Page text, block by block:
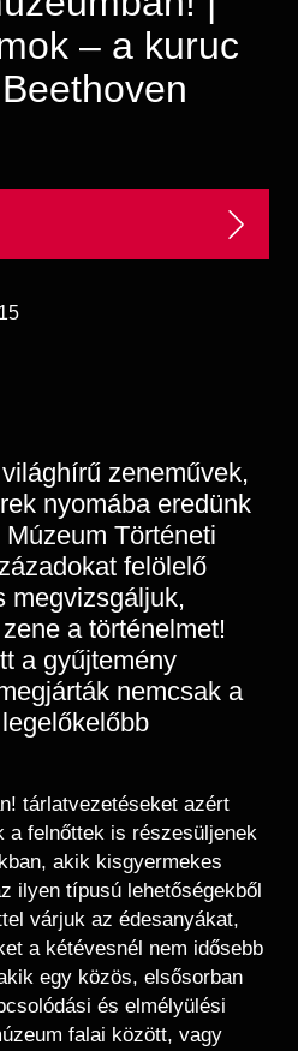
– a kuruc
zeneművek,
nyomába eredünk
Történeti
felölelő
megvizsgáljuk,
a történelmet!
a gyűjtemény
nemcsak a
tárlatvezetéseket azért
a felnőttek is részesüljenek
akik kisgyermekes
ilyen típusú lehetőségekből
várjuk az édesanyákat,
a kétévesnél nem idősebb
egy közös, elsősorban
és elmélyülési
falai között, vagy